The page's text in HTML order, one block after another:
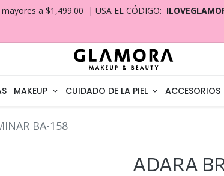
a $1,499.00 | USA EL CÓDIGO:
MAKEUP CUIDADO DE LA PIEL ACCESORIOS
BA-158
ADARA